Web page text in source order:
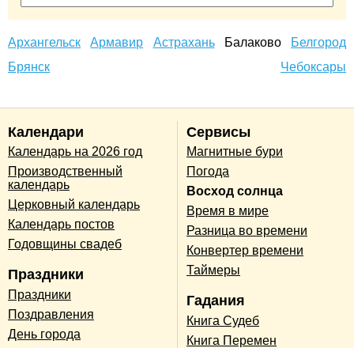
Архангельск Армавир Астрахань Балаково
Белгород
Брянск
Чебоксары
Календари
Календарь на 2026 год
Производственный
календарь
Церковный календарь
Календарь постов
Годовщины свадеб
Праздники
Праздники
Поздравления
День города
Сервисы
Магнитные бури
Погода
Восход солнца
Время в мире
Разница во времени
Конвертер времени
Таймеры
Гадания
Книга Судеб
Книга Перемен